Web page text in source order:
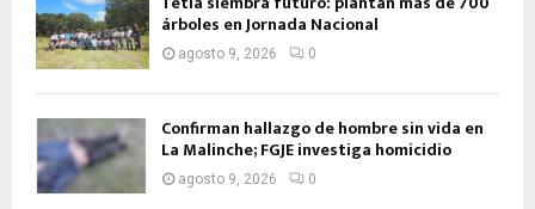
árboles en Jornada Nacional
agosto 9, 2026 0
Confirman hallazgo de hombre sin vida en
La Malinche; FGJE investiga homicidio
agosto 9, 2026 0